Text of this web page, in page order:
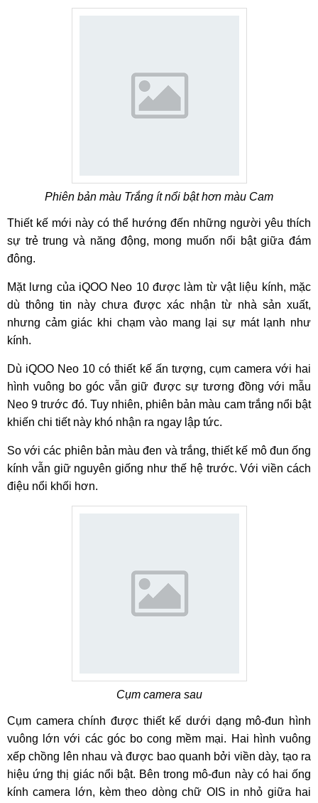
Phiên bản màu Trắng ít nổi bật hơn màu Cam
Thiết kế mới này có thể hướng đến những người yêu thích
sự trẻ trung và năng động, mong muốn nổi bật giữa đám
đông.
Mặt lưng của iQOO Neo 10 được làm từ vật liệu kính, mặc
dù thông tin này chưa được xác nhận từ nhà sản xuất,
nhưng cảm giác khi chạm vào mang lại sự mát lạnh như
kính.
Dù iQOO Neo 10 có thiết kế ấn tượng, cụm camera với hai
hình vuông bo góc vẫn giữ được sự tương đồng với mẫu
Neo 9 trước đó. Tuy nhiên, phiên bản màu cam trắng nổi bật
khiến chi tiết này khó nhận ra ngay lập tức.
So với các phiên bản màu đen và trắng, thiết kế mô đun ống
kính vẫn giữ nguyên giống như thế hệ trước. Với viền cách
điệu nổi khối hơn.
Cụm camera sau
Cụm camera chính được thiết kế dưới dạng mô-đun hình
vuông lớn với các góc bo cong mềm mại. Hai hình vuông
xếp chồng lên nhau và được bao quanh bởi viền dày, tạo ra
hiệu ứng thị giác nổi bật. Bên trong mô-đun này có hai ống
kính camera lớn, kèm theo dòng chữ OIS in nhỏ giữa hai